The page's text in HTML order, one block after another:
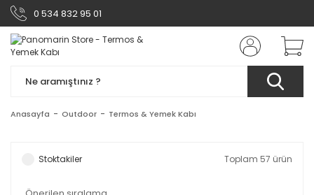
0 534 832 95 01
Anasayfa Outdoor Termos & Yemek Kabı
Stoktakiler Toplam 57 ürün